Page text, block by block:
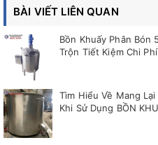
BÀI VIẾT LIÊN QUAN
Bồn Khuấy Phân Bón
Trộn Tiết Kiệm Chi Phí
Tìm Hiểu Về Mang
Khi Sử Dụng BỒN